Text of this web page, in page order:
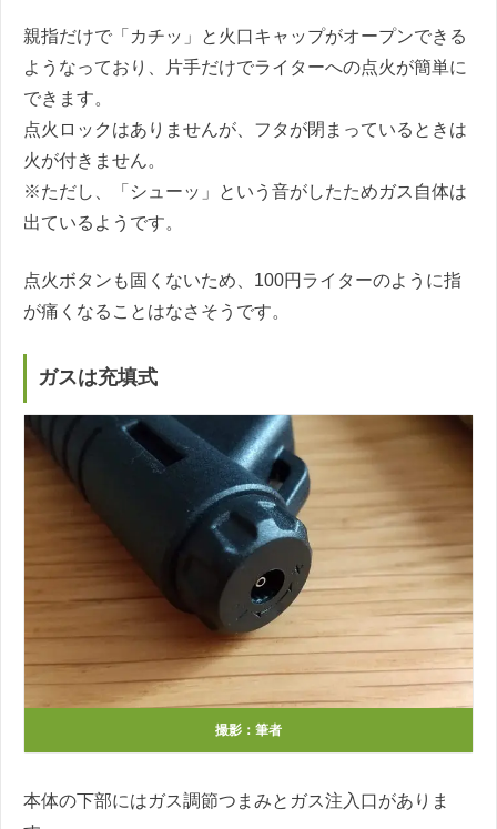
親指だけで「カチッ」と火口キャップがオープンできる
ようなっており、片手だけでライターへの点火が簡単に
できます。
点火ロックはありませんが、フタが閉まっているときは
火が付きません。
※ただし、「シューッ」という音がしたためガス自体は
出ているようです。
点火ボタンも固くないため、100円ライターのように指
が痛くなることはなさそうです。
ガスは充填式
撮影：筆者
本体の下部にはガス調節つまみとガス注入口がありま